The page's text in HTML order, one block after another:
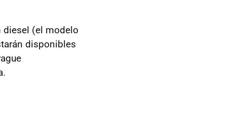
(el modelo
disponibles